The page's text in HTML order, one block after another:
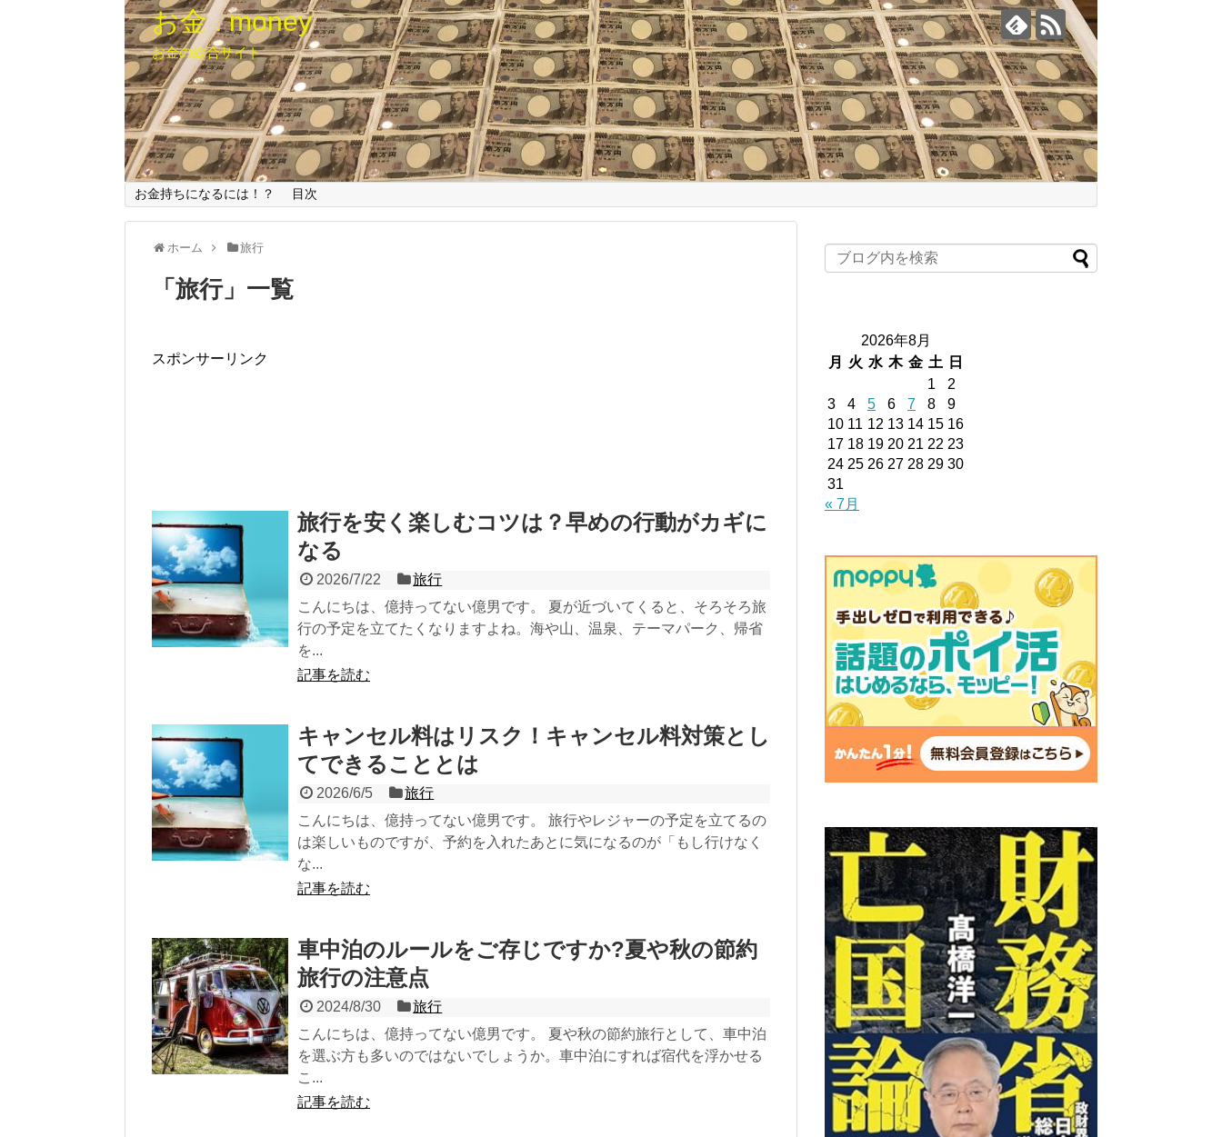
お金 . money
お金の総合サイト
お金持ちになるには！？ 目次
ホーム 旅行
「 旅行」 一覧
スポンサーリンク
旅行を安く楽しむコツは？早めの行動がカギに
なる
2026/7/22
旅行
こんにちは、億持ってない億男です。 夏が近づいてくると、そろそろ旅
行の予定を立てたくなりますよね。海や山、温泉、テーマパーク、帰省
を...
記事を読む
キャンセル料はリスク！キャンセル料対策とし
てできることとは
2026/6/5
旅行
こんにちは、億持ってない億男です。 旅行やレジャーの予定を立てるの
は楽しいものですが、予約を入れたあとに気になるのが「もし行けなく
な...
記事を読む
車中泊のルールをご存じですか?夏や秋の節約
旅行の注意点
2024/8/30
旅行
こんにちは、億持ってない億男です。 夏や秋の節約旅行として、車中泊
を選ぶ方も多いのではないでしょうか。車中泊にすれば宿代を浮かせる
こ...
記事を読む
2026年8月
月
火 水 木 金 土
日
1
2
3
4 5 6 7 8
9
10 11 12 13 14 15 16
17 18 19 20 21 22 23
24 25 26 27 28 29 30
31
« 7月